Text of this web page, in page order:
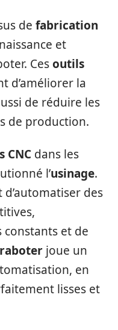
de fabrication
et
Cesoutils
d’améliorer la
de réduire les
de production.
CNC dans les
l’usinage.
des
et de
joue un
en
lisses et